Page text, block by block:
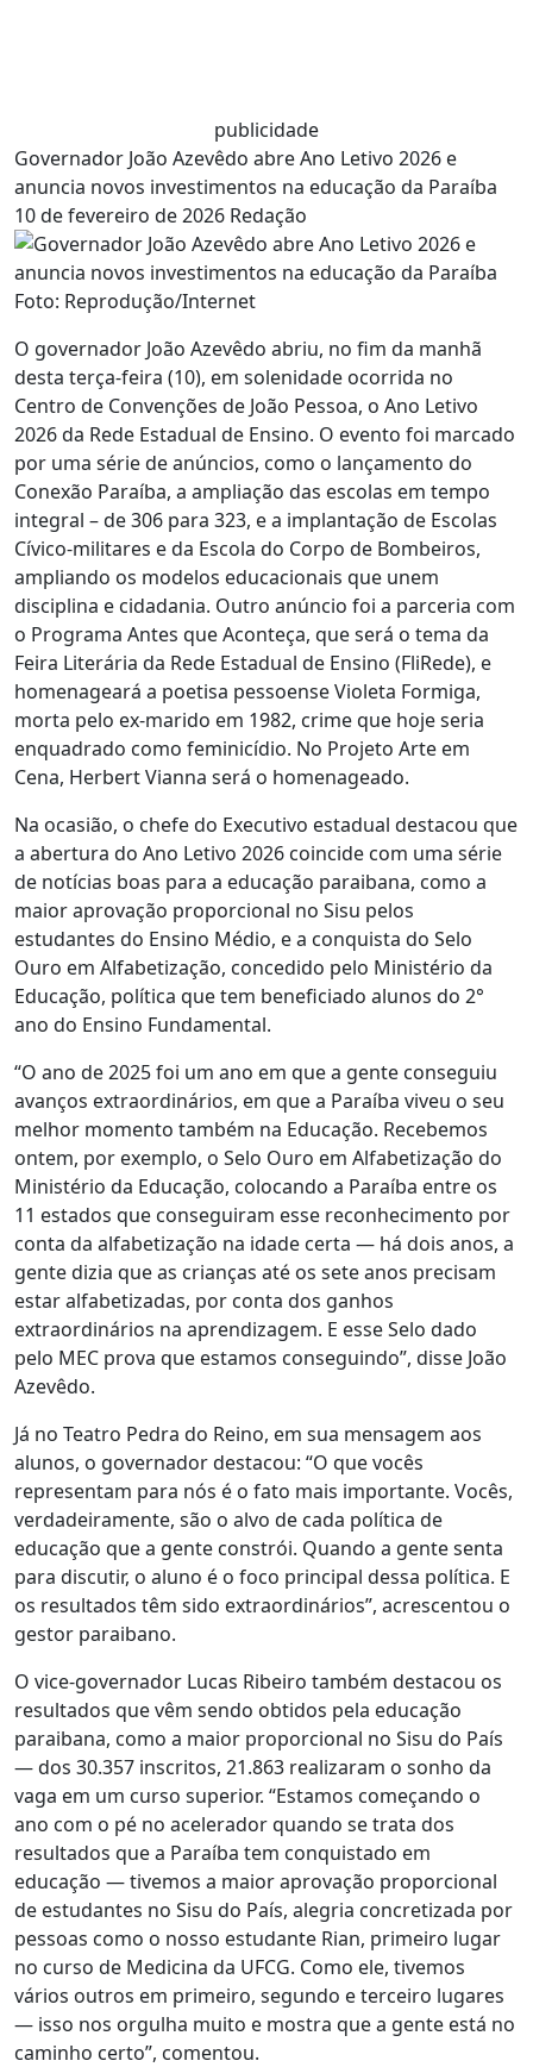
publicidade
Governador João Azevêdo abre Ano Letivo 2026 e
anuncia novos investimentos na educação da Paraíba
10 de fevereiro de 2026 Redação
Foto: Reprodução/Internet
O governador João Azevêdo abriu, no fim da manhã
desta terça-feira (10), em solenidade ocorrida no
Centro de Convenções de João Pessoa, o Ano Letivo
2026 da Rede Estadual de Ensino. O evento foi marcado
por uma série de anúncios, como o lançamento do
Conexão Paraíba, a ampliação das escolas em tempo
integral – de 306 para 323, e a implantação de Escolas
Cívico-militares e da Escola do Corpo de Bombeiros,
ampliando os modelos educacionais que unem
disciplina e cidadania. Outro anúncio foi a parceria com
o Programa Antes que Aconteça, que será o tema da
Feira Literária da Rede Estadual de Ensino (FliRede), e
homenageará a poetisa pessoense Violeta Formiga,
morta pelo ex-marido em 1982, crime que hoje seria
enquadrado como feminicídio. No Projeto Arte em
Cena, Herbert Vianna será o homenageado.
Na ocasião, o chefe do Executivo estadual destacou que
a abertura do Ano Letivo 2026 coincide com uma série
de notícias boas para a educação paraibana, como a
maior aprovação proporcional no Sisu pelos
estudantes do Ensino Médio, e a conquista do Selo
Ouro em Alfabetização, concedido pelo Ministério da
Educação, política que tem beneficiado alunos do 2°
ano do Ensino Fundamental.
“O ano de 2025 foi um ano em que a gente conseguiu
avanços extraordinários, em que a Paraíba viveu o seu
melhor momento também na Educação. Recebemos
ontem, por exemplo, o Selo Ouro em Alfabetização do
Ministério da Educação, colocando a Paraíba entre os
11 estados que conseguiram esse reconhecimento por
conta da alfabetização na idade certa — há dois anos, a
gente dizia que as crianças até os sete anos precisam
estar alfabetizadas, por conta dos ganhos
extraordinários na aprendizagem. E esse Selo dado
pelo MEC prova que estamos conseguindo”, disse João
Azevêdo.
Já no Teatro Pedra do Reino, em sua mensagem aos
alunos, o governador destacou: “O que vocês
representam para nós é o fato mais importante. Vocês,
verdadeiramente, são o alvo de cada política de
educação que a gente constrói. Quando a gente senta
para discutir, o aluno é o foco principal dessa política. E
os resultados têm sido extraordinários”, acrescentou o
gestor paraibano.
O vice-governador Lucas Ribeiro também destacou os
resultados que vêm sendo obtidos pela educação
paraibana, como a maior proporcional no Sisu do País
— dos 30.357 inscritos, 21.863 realizaram o sonho da
vaga em um curso superior. “Estamos começando o
ano com o pé no acelerador quando se trata dos
resultados que a Paraíba tem conquistado em
educação — tivemos a maior aprovação proporcional
de estudantes no Sisu do País, alegria concretizada por
pessoas como o nosso estudante Rian, primeiro lugar
no curso de Medicina da UFCG. Como ele, tivemos
vários outros em primeiro, segundo e terceiro lugares
— isso nos orgulha muito e mostra que a gente está no
caminho certo”, comentou.